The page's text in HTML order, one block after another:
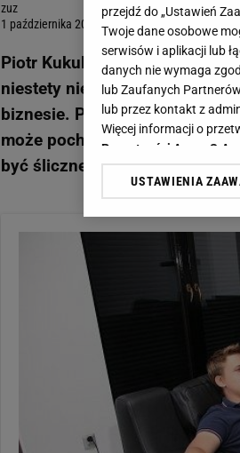
zuz
1 października 2012, 15:07
Piotr Kukulski nie ma dobrej
niestety nie udało mu się
biznesie. Przyszły gwiazdor
może pochwalić się wieloma
być śliczne mieszkanie
przejdź do „Ustawień
Twoje dane osobowe
serwisów i aplikacji lub
danych nie wymaga
lub Zaufanych
lub przez kontakt z
Więcej informacji o
Prywatności Agora S.A.
Klikając „Akceptuję”
plików cookie możliwa
My, nasi Zaufani
Przechowywanie
badnie odbiorców i
USTAWIENIA